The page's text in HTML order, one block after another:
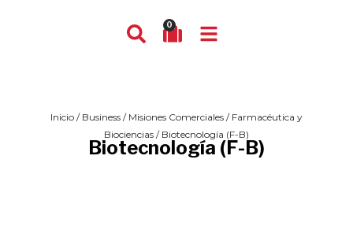
0
Inicio / Business / Misiones Comerciales / Farmacéutica y
Biociencias / Biotecnología (F-B)
Biotecnología (F-B)